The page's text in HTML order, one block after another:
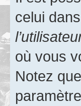
celui
où vous
Notez